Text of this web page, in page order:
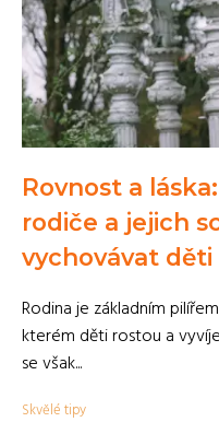
Rovnost a
rodiče a jejich
vychovávat děti
Rodina je základním
kterém děti rostou a
se však...
Skvělé tipy